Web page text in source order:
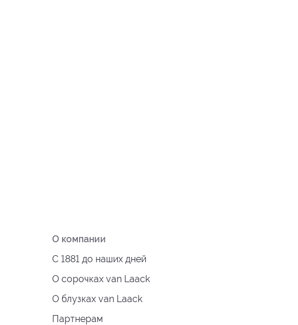
О компании
С 1881 до наших дней
О сорочках van Laack
О блузках van Laack
Партнерам